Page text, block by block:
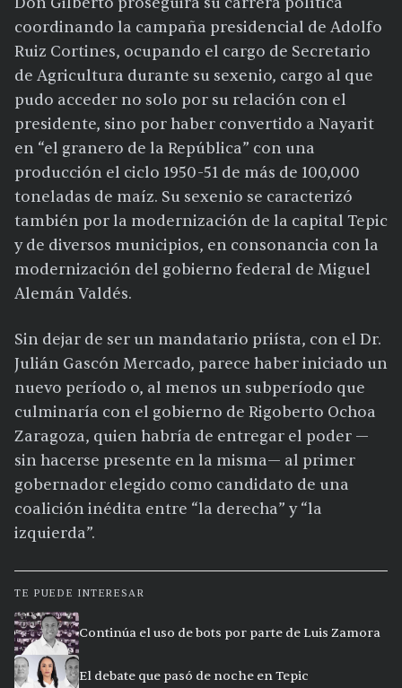
coordinando la campaña presidencial de Adolfo
Ruiz Cortines, ocupando el cargo de Secretario
de Agricultura durante su sexenio, cargo al que
pudo acceder no solo por su relación con el
presidente, sino por haber convertido a Nayarit
en “el granero de la República” con una
producción el ciclo 1950-51 de más de 100,000
toneladas de maíz. Su sexenio se caracterizó
también por la modernización de la capital Tepic
y de diversos municipios, en consonancia con la
modernización del gobierno federal de Miguel
Alemán Valdés.
Sin dejar de ser un mandatario priísta, con el Dr.
Julián Gascón Mercado, parece haber iniciado un
nuevo período o, al menos un subperíodo que
culminaría con el gobierno de Rigoberto Ochoa
Zaragoza, quien habría de entregar el poder —
sin hacerse presente en la misma— al primer
gobernador elegido como candidato de una
coalición inédita entre “la derecha” y “la
izquierda”.
TE PUEDE INTERESAR
Continúa el uso de bots por parte de Luis Zamora
El debate que pasó de noche en Tepic